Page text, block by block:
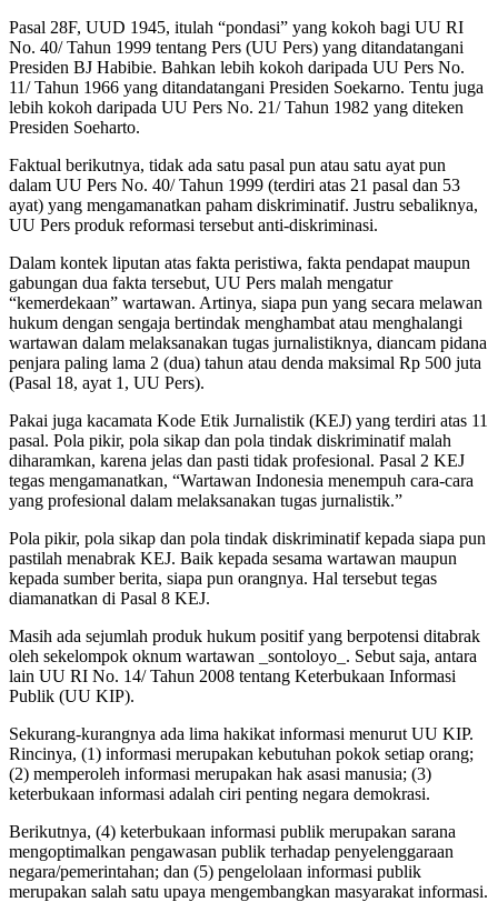
Pasal 28F, UUD 1945, itulah “pondasi” yang kokoh bagi UU RI
No. 40/ Tahun 1999 tentang Pers (UU Pers) yang ditandatangani
Presiden BJ Habibie. Bahkan lebih kokoh daripada UU Pers No.
11/ Tahun 1966 yang ditandatangani Presiden Soekarno. Tentu juga
lebih kokoh daripada UU Pers No. 21/ Tahun 1982 yang diteken
Presiden Soeharto.
Faktual berikutnya, tidak ada satu pasal pun atau satu ayat pun
dalam UU Pers No. 40/ Tahun 1999 (terdiri atas 21 pasal dan 53
ayat) yang mengamanatkan paham diskriminatif. Justru sebaliknya,
UU Pers produk reformasi tersebut anti-diskriminasi.
Dalam kontek liputan atas fakta peristiwa, fakta pendapat maupun
gabungan dua fakta tersebut, UU Pers malah mengatur
“kemerdekaan” wartawan. Artinya, siapa pun yang secara melawan
hukum dengan sengaja bertindak menghambat atau menghalangi
wartawan dalam melaksanakan tugas jurnalistiknya, diancam pidana
penjara paling lama 2 (dua) tahun atau denda maksimal Rp 500 juta
(Pasal 18, ayat 1, UU Pers).
Pakai juga kacamata Kode Etik Jurnalistik (KEJ) yang terdiri atas 11
pasal. Pola pikir, pola sikap dan pola tindak diskriminatif malah
diharamkan, karena jelas dan pasti tidak profesional. Pasal 2 KEJ
tegas mengamanatkan, “Wartawan Indonesia menempuh cara-cara
yang profesional dalam melaksanakan tugas jurnalistik.”
Pola pikir, pola sikap dan pola tindak diskriminatif kepada siapa pun
pastilah menabrak KEJ. Baik kepada sesama wartawan maupun
kepada sumber berita, siapa pun orangnya. Hal tersebut tegas
diamanatkan di Pasal 8 KEJ.
Masih ada sejumlah produk hukum positif yang berpotensi ditabrak
oleh sekelompok oknum wartawan _sontoloyo_. Sebut saja, antara
lain UU RI No. 14/ Tahun 2008 tentang Keterbukaan Informasi
Publik (UU KIP).
Sekurang-kurangnya ada lima hakikat informasi menurut UU KIP.
Rincinya, (1) informasi merupakan kebutuhan pokok setiap orang;
(2) memperoleh informasi merupakan hak asasi manusia; (3)
keterbukaan informasi adalah ciri penting negara demokrasi.
Berikutnya, (4) keterbukaan informasi publik merupakan sarana
mengoptimalkan pengawasan publik terhadap penyelenggaraan
negara/pemerintahan; dan (5) pengelolaan informasi publik
merupakan salah satu upaya mengembangkan masyarakat informasi.